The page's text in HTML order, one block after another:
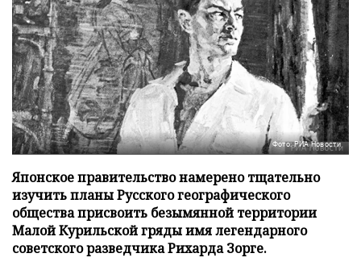
Фото: РИА Новости
Японское правительство намерено тщательно
изучить планы Русского географического
общества присвоить безымянной территории
Малой Курильской гряды имя легендарного
советского разведчика Рихарда Зорге.